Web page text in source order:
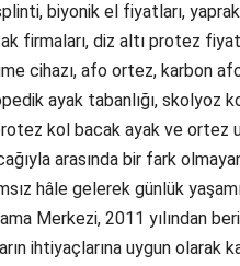
biyonik el fiyatları,
firmaları, diz altı protez
cihazı, afo ortez, karbon
ayak tabanlığı, skolyoz
kol bacak ayak ve ortez
arasında bir fark
hâle gelerek günlük
Merkezi, 2011 yılından
ihtiyaçlarına uygun olarak